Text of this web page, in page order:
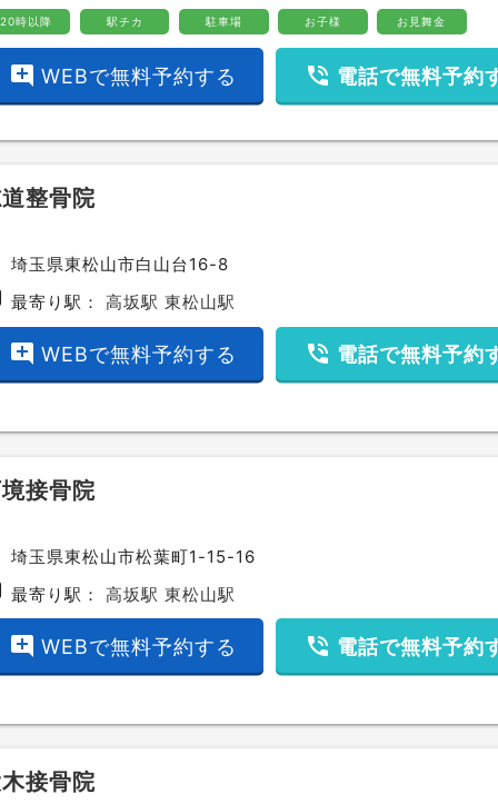
20時以降 駅チカ 駐車場 お子様 お見舞金
add_comment WEBで無料予約する phone_in_talk 電話で無料予約
整骨院
埼玉県東松山市白山台16-8
最寄り駅：高坂駅 東松山駅
add_comment WEBで無料予約する phone_in_talk 電話で無料予約
接骨院
埼玉県東松山市松葉町1-15-16
最寄り駅：高坂駅 東松山駅
add_comment WEBで無料予約する phone_in_talk 電話で無料予約
接骨院